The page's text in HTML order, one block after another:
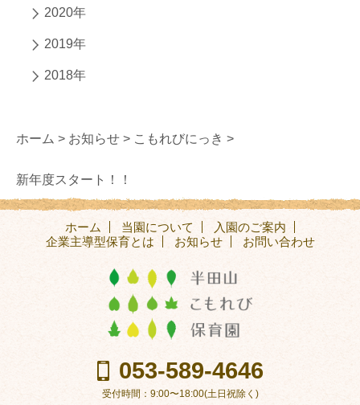
2020年
2019年
2018年
ホーム > お知らせ > こもれびにっき >
新年度スタート！！
ホーム 当園について
入園のご案内
企業主導型保育とは
お知らせ お問い合わせ
053-589-4646
受付時間：9:00〜18:00(土日祝除く)